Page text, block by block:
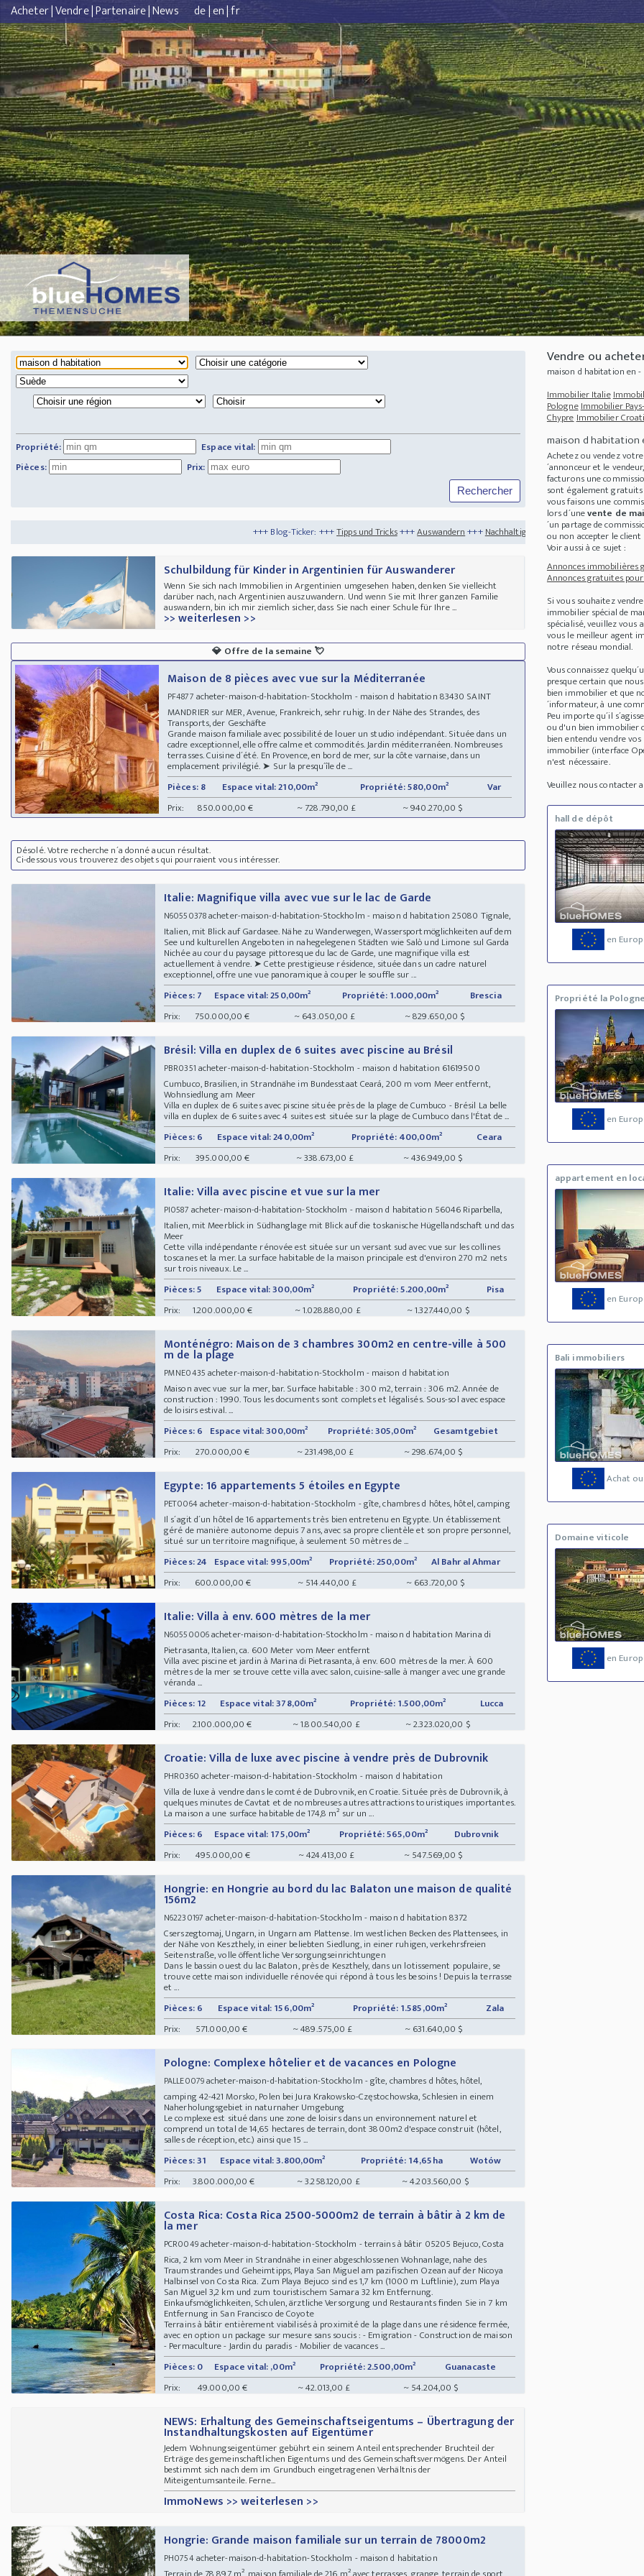
Acheter|Vendre|Partenaire|News de|en|fr
Propriété:
Espace vital:
Pièces:
Prix:
+++ Blog-Ticker: +++Tipps und Tricks+++Auswandern+++Nachhaltigkeit+++Nie wieder ins Büro - Home-Office im
Schulbildung für Kinder in Argentinien für Auswanderer
Wenn Sie sich nach Immobilien in Argentinien umgesehen haben, denken Sie vielleicht
darüber nach, nach Argentinien auszuwandern. Und wenn Sie mit Ihrer ganzen Familie
auswandern, bin ich mir ziemlich sicher, dass Sie nach einer Schule für Ihre ...
>> weiterlesen >>
💎 Offre de la semaine 💘
Maison de 8 pièces avec vue sur la Méditerranée
PF4877 acheter-maison-d-habitation-Stockholm - maison d habitation 83430 SAINT
MANDRIER sur MER, Avenue, Frankreich, sehr ruhig. In der Nähe des Strandes, des
Transports, der Geschäfte
Grande maison familiale avec possibilité de louer un studio indépendant. Située dans un
cadre exceptionnel, elle offre calme et commodités. Jardin méditerranéen. Nombreuses
terrasses. Cuisine d´été. En Provence, en bord de mer, sur la côte varnaise, dans un
emplacement privilégié. ➤ Sur la presqu´île de ...
Pièces: 8
Espace vital: 210,00m² Propriété: 580,00m²
Var
Prix:
850.000,00 € ~ 728.790,00 £ ~ 940.270,00 $
Désolé. Votre recherche n´a donné aucun résultat.
Ci-dessous vous trouverez des objets qui pourraient vous intéresser.
Italie: Magnifique villa avec vue sur le lac de Garde
N60550378acheter-maison-d-habitation-Stockholm - maison d habitation 25080 Tignale,
Italien, mit Blick auf Gardasee. Nähe zu Wanderwegen, Wassersportmöglichkeiten auf dem
See und kulturellen Angeboten in nahegelegenen Städten wie Salò und Limone sul Garda
Nichée au cour du paysage pittoresque du lac de Garde, une magnifique villa est
actuellement à vendre. ➤ Cette prestigieuse résidence, située dans un cadre naturel
exceptionnel, offre une vue panoramique à couper le souffle sur ...
Pièces: 7
Espace vital: 250,00m² Propriété: 1.000,00m²
Brescia
Prix:
750.000,00 € ~ 643.050,00 £ ~ 829.650,00 $
Brésil: Villa en duplex de 6 suites avec piscine au Brésil
PBR0351 acheter-maison-d-habitation-Stockholm - maison d habitation 61619500
Cumbuco, Brasilien, in Strandnähe im Bundesstaat Ceará, 200 m vom Meer entfernt,
Wohnsiedlung am Meer
Villa en duplex de 6 suites avec piscine située près de la plage de Cumbuco - Brésil La belle
villa en duplex de 6 suites avec 4 suites est située sur la plage de Cumbuco dans l'État de ...
Pièces: 6
Espace vital: 240,00m² Propriété: 400,00m²
Ceara
Prix:
395.000,00 € ~ 338.673,00 £ ~ 436.949,00 $
Italie: Villa avec piscine et vue sur la mer
PI0587 acheter-maison-d-habitation-Stockholm - maison d habitation 56046 Riparbella,
Italien, mit Meerblick in Südhanglage mit Blick auf die toskanische Hügellandschaft und das
Meer
Cette villa indépendante rénovée est située sur un versant sud avec vue sur les collines
toscanes et la mer. La surface habitable de la maison principale est d'environ 270 m2 nets
sur trois niveaux. Le ...
Pièces: 5
Espace vital: 300,00m² Propriété: 5.200,00m²
Pisa
Prix:
1.200.000,00 € ~ 1.028.880,00 £ ~ 1.327.440,00 $
Monténégro: Maison de 3 chambres 300m2 en centre-ville à 500
m de la plage
PMNE0435 acheter-maison-d-habitation-Stockholm - maison d habitation
Maison avec vue sur la mer, bar. Surface habitable : 300 m2, terrain : 306 m2. Année de
construction : 1990. Tous les documents sont complets et légalisés. Sous-sol avec espace
de loisirs estival. ...
Pièces: 6 Espace vital: 300,00m² Propriété: 305,00m²
Gesamtgebiet
Prix:
270.000,00 € ~ 231.498,00 £ ~ 298.674,00 $
Egypte: 16 appartements 5 étoiles en Egypte
PET0064acheter-maison-d-habitation-Stockholm - gîte, chambres d hôtes, hôtel, camping
Il s´agit d´un hôtel de 16 appartements très bien entretenu en Egypte. Un établissement
géré de manière autonome depuis 7 ans, avec sa propre clientèle et son propre personnel,
situé sur un territoire magnifique, à seulement 50 mètres de ...
Pièces: 24 Espace vital: 995,00m² Propriété: 250,00m²
Al Bahr al Ahmar
Prix:
600.000,00 € ~ 514.440,00 £ ~ 663.720,00 $
Italie: Villa à env. 600 mètres de la mer
N60550006acheter-maison-d-habitation-Stockholm - maison d habitation Marina di
Pietrasanta, Italien, ca. 600 Meter vom Meer entfernt
Villa avec piscine et jardin à Marina di Pietrasanta, à env. 600 mètres de la mer. À 600
mètres de la mer se trouve cette villa avec salon, cuisine-salle à manger avec une grande
véranda ...
Pièces: 12
Espace vital: 378,00m² Propriété: 1.500,00m²
Lucca
Prix:
2.100.000,00 € ~ 1.800.540,00 £ ~ 2.323.020,00 $
Croatie: Villa de luxe avec piscine à vendre près de Dubrovnik
PHR0360 acheter-maison-d-habitation-Stockholm - maison d habitation
Villa de luxe à vendre dans le comté de Dubrovnik, en Croatie. Située près de Dubrovnik, à
quelques minutes de Cavtat et de nombreuses autres attractions touristiques importantes.
La maison a une surface habitable de 174,8 m² sur un ...
Pièces: 6
Espace vital: 175,00m² Propriété: 565,00m²
Dubrovnik
Prix:
495.000,00 € ~ 424.413,00 £ ~ 547.569,00 $
Hongrie: en Hongrie au bord du lac Balaton une maison de qualité
156m2
N62230197 acheter-maison-d-habitation-Stockholm - maison d habitation 8372
Cserszegtomaj, Ungarn, in Ungarn am Plattense. Im westlichen Becken des Plattensees, in
der Nähe von Keszthely, in einer beliebten Siedlung, in einer ruhigen, verkehrsfreien
Seitenstraße, volle öffentliche Versorgungseinrichtungen
Dans le bassin ouest du lac Balaton, près de Keszthely, dans un lotissement populaire, se
trouve cette maison individuelle rénovée qui répond à tous les besoins ! Depuis la terrasse
et ...
Pièces: 6
Espace vital: 156,00m² Propriété: 1.585,00m²
Zala
Prix:
571.000,00 € ~ 489.575,00 £ ~ 631.640,00 $
Pologne: Complexe hôtelier et de vacances en Pologne
PALLE0079acheter-maison-d-habitation-Stockholm - gîte, chambres d hôtes, hôtel,
camping 42-421 Morsko, Polen bei Jura Krakowsko-Częstochowska, Schlesien in einem
Naherholungsgebiet in naturnaher Umgebung
Le complexe est situé dans une zone de loisirs dans un environnement naturel et
comprend un total de 14,65 hectares de terrain, dont 3800m2 d'espace construit (hôtel,
salles de réception, etc.) ainsi que 15 ...
Pièces: 31
Espace vital: 3.800,00m² Propriété: 14,65ha
Wotów
Prix:
3.800.000,00 € ~ 3.258.120,00 £ ~ 4.203.560,00 $
Costa Rica: Costa Rica 2500-5000m2 de terrain à bâtir à 2 km de
la mer
PCR0049acheter-maison-d-habitation-Stockholm - terrains à bâtir 05205 Bejuco, Costa
Rica, 2 km vom Meer in Strandnähe in einer abgeschlossenen Wohnanlage, nahe des
Traumstrandes und Geheimtipps, Playa San Miguel am pazifischen Ozean auf der Nicoya
Halbinsel von Costa Rica. Zum Playa Bejuco sind es 1,7 km (1000 m Luftlinie), zum Playa
San Miguel 3,2 km und zum touristischem Samara 32 km Entfernung.
Einkaufsmöglichkeiten, Schulen, ärztliche Versorgung und Restaurants finden Sie in 7 km
Entfernung in San Francisco de Coyote
Terrains à bâtir entièrement viabilisés à proximité de la plage dans une résidence fermée,
avec en option un package sur mesure sans soucis : - Emigration - Construction de maison
- Permaculture - Jardin du paradis - Mobilier de vacances ...
Pièces: 0
Espace vital: ,00m² Propriété: 2.500,00m²
Guanacaste
Prix:
49.000,00 € ~ 42.013,00 £ ~ 54.204,00 $
NEWS: Erhaltung des Gemeinschaftseigentums – Übertragung der
Instandhaltungskosten auf Eigentümer
Jedem Wohnungseigentümer gebührt ein seinem Anteil entsprechender Bruchteil der
Erträge des gemeinschaftlichen Eigentums und des Gemeinschaftsvermögens. Der Anteil
bestimmt sich nach dem im Grundbuch eingetragenen Verhältnis der
Miteigentumsanteile. Ferne...
ImmoNews >> weiterlesen >>
Hongrie: Grande maison familiale sur un terrain de 78000m2
PH0754acheter-maison-d-habitation-Stockholm - maison d habitation
Vendre ou
maison d habitation en
Immobilier Italie
PologneImmobilier
ChypreImmobilier
maison d habitation
Achetez ou vendez
´annonceur et le
facturons une
sont également
vous faisons une
lors d´unevente de
´un partage de
ou non accepter le
Voir aussi à ce sujet :
Annonces
Annonces gratuites
Si vous souhaitez
immobilier spécial de
spécialisé, veuillez vous
vous le meilleur agent
notre réseau mondial.
Vous connaissez
presque certain que
bien immobilier et que
´informateur, à une
Peu importe qu´il
ou d'un bien immobilier
bien entendu vendre
immobilier (interface
n'est nécessaire.
Veuillez nous contacter
hall de dépôt
en
Propriété la
en
appartement en
en
Bali immobiliers
Achat
Domaine viticole
en